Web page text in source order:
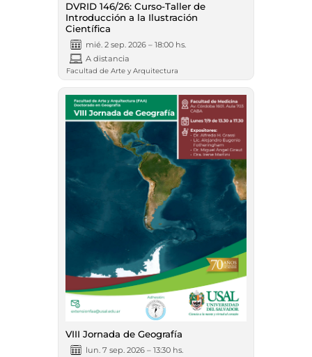
DVRID 146/26: Curso-Taller de
Introducción a la Ilustración
Científica
mié. 2 sep. 2026 – 18:00 hs.
A distancia
Facultad de Arte y Arquitectura
VIII Jornada de Geografía
lun. 7 sep. 2026 – 13:30 hs.